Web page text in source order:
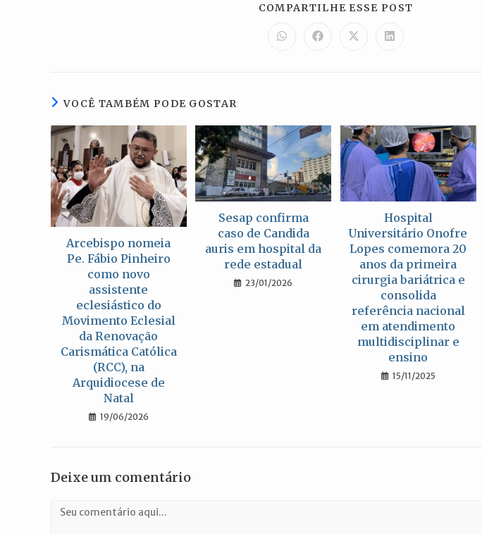
COMPARTILHE ESSE POST
Abre
em
nova
Abre
em
nova
Abre
em
nova
Abre
em
nova
VOCÊ TAMBÉM PODE GOSTAR
Arcebispo nomeia
Pe. Fábio Pinheiro
como novo
assistente
eclesiástico do
Movimento Eclesial
da Renovação
Carismática Católica
(RCC), na
Arquidiocese de
Natal
19/06/2026
Sesap confirma
caso de Candida
auris em hospital da
rede estadual
23/01/2026
Hospital
Universitário Onofre
Lopes comemora 20
anos da primeira
cirurgia bariátrica e
consolida
referência nacional
em atendimento
multidisciplinar e
ensino
15/11/2025
Deixe um comentário
Comentário